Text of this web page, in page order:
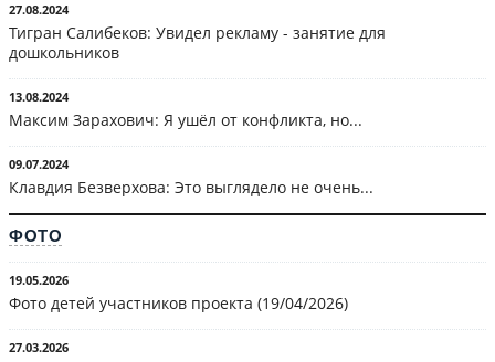
27.08.2024
Тигран Салибеков: Увидел рекламу - занятие для
дошкольников
13.08.2024
Максим Зарахович: Я ушёл от конфликта, но...
09.07.2024
Клавдия Безверхова: Это выглядело не очень...
ФОТО
19.05.2026
Фото детей участников проекта (19/04/2026)
27.03.2026